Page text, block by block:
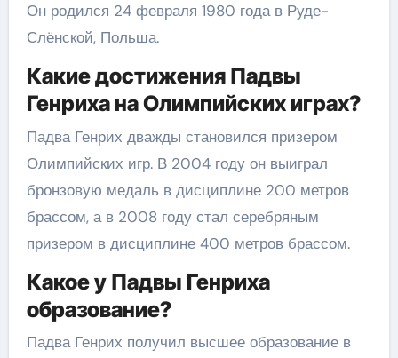
Он родился 24 февраля 1980 года в Руде-
Слёнской, Польша.
Какие достижения Падвы
Генриха на Олимпийских играх?
Падва Генрих дважды становился призером
Олимпийских игр. В 2004 году он выиграл
бронзовую медаль в дисциплине 200 метров
брассом, а в 2008 году стал серебряным
призером в дисциплине 400 метров брассом.
Какое у Падвы Генриха
образование?
Падва Генрих получил высшее образование в